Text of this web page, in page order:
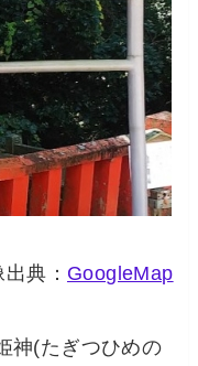
典： GoogleMap
神(たぎつひめの